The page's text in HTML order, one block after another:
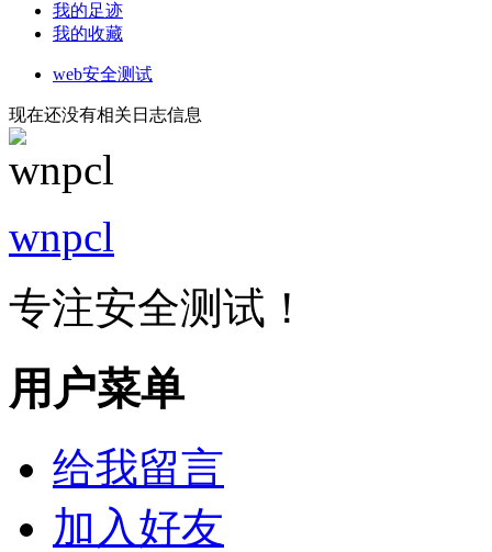
我的足迹
我的收藏
web安全测试
现在还没有相关日志信息
wnpcl
专注安全测试！
用户菜单
给我留言
加入好友